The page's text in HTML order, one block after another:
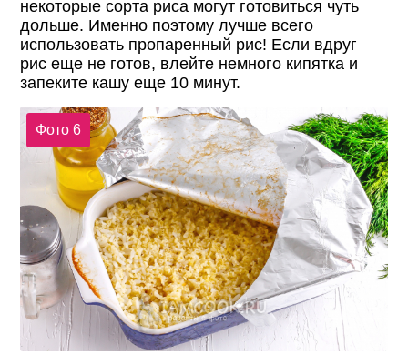
некоторые сорта риса могут готовиться чуть
дольше. Именно поэтому лучше всего
использовать пропаренный рис! Если вдруг
рис еще не готов, влейте немного кипятка и
запеките кашу еще 10 минут.
Фото 6